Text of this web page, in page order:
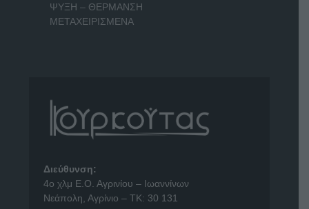
ΨΥΞΗ – ΘΕΡΜΑΝΣΗ
ΜΕΤΑΧΕΙΡΙΣΜΕΝΑ
Διεύθυνση:
4o χλμ Ε.Ο. Αγρινίου – Ιωαννίνων
Νεάπολη, Αγρίνιο – ΤΚ: 30 131